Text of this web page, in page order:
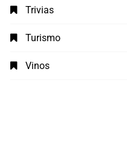
Trivias
Turismo
Vinos